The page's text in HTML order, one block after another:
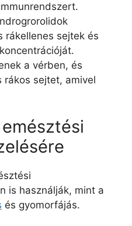
rákellenes sejtek és
a vérben, és
rákos sejtet, amivel
is használják, mint a
és gyomorfájás.